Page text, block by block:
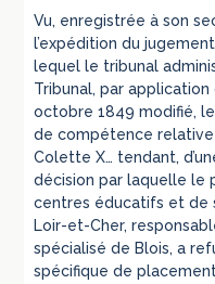
Vu, enregistrée à son
l’expédition du
lequel le tribunal
Tribunal, par
octobre 1849 modifié,
de compétence
Colette X… tendant,
décision par laquelle le
centres éducatifs et de
Loir-et-Cher,
spécialisé de Blois, a
spécifique de